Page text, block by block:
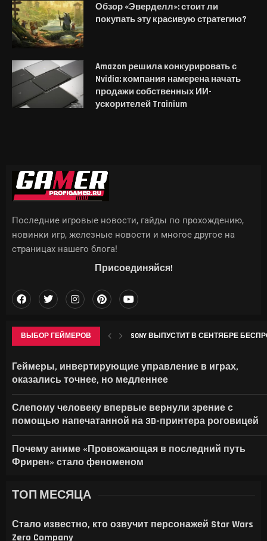
Обзор «Эверделл»: стоит ли
покупать эту красивую стратегию?
Amazon решила конкурировать с
Nvidia: компания намерена начать
продажи собственных ИИ-
ускорителей Trainium
ВЫБОР ГЕЙМЕРОВ SONY ВЫПУСТИТ В СЕНТЯБРЕ
Геймеры, инвертирующие управление в играх,
оказались точнее, но медленнее
Слепому человеку впервые вернули зрение с
помощью напечатанной на 3D-принтера роговицей
Почему аниме «Провожающая в последний путь
Фрирен» стало феноменом
Последние игровые новости, гайды по прохождению,
новинки игр, железные новости и многое другое на
страницах нашего блога!
Присоединяйся!
ТОП МЕСЯЦА
Стало известно, кто озвучит персонажей Star Wars
Zero Company